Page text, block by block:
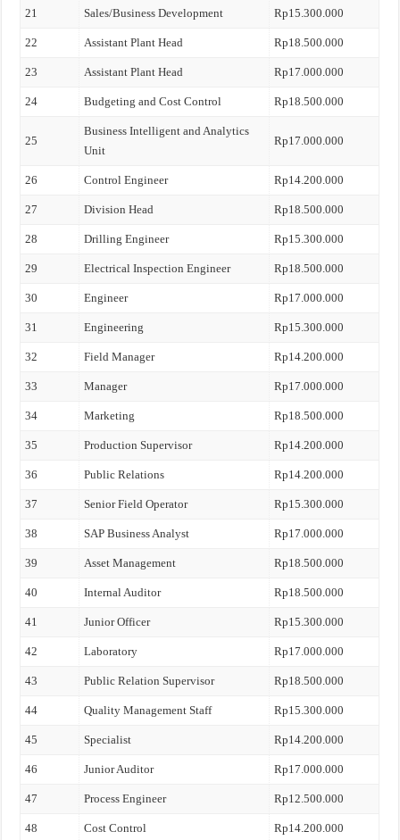
21 Sales/Business Development Rp15.300.000
22 Assistant Plant Head Rp18.500.000
23 Assistant Plant Head Rp17.000.000
24 Budgeting and Cost Control Rp18.500.000
25
Business Intelligent and Analytics
Unit
Rp17.000.000
26 Control Engineer Rp14.200.000
27 Division Head Rp18.500.000
28 Drilling Engineer Rp15.300.000
29 Electrical Inspection Engineer Rp18.500.000
30 Engineer Rp17.000.000
31 Engineering Rp15.300.000
32 Field Manager Rp14.200.000
33 Manager Rp17.000.000
34 Marketing Rp18.500.000
35 Production Supervisor Rp14.200.000
36 Public Relations Rp14.200.000
37 Senior Field Operator Rp15.300.000
38 SAP Business Analyst Rp17.000.000
39 Asset Management Rp18.500.000
40 Internal Auditor Rp18.500.000
41 Junior Officer Rp15.300.000
42 Laboratory Rp17.000.000
43 Public Relation Supervisor Rp18.500.000
44 Quality Management Staff Rp15.300.000
45 Specialist Rp14.200.000
46 Junior Auditor Rp17.000.000
47 Process Engineer Rp12.500.000
48 Cost Control Rp14.200.000